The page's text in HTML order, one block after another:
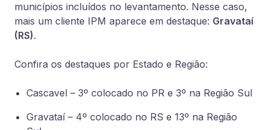
municípios incluídos no levantamento. Nesse caso,
mais um cliente IPM aparece em destaque: Gravataí
(RS).
Confira os destaques por Estado e Região:
Cascavel – 3º colocado no PR e 3º na Região Sul
Gravataí – 4º colocado no RS e 13º na Região